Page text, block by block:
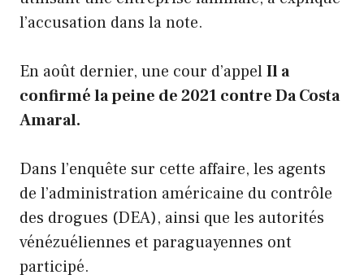
l’accusation dans la note.
En août dernier, une cour d’appelIl a
confirmé la peine de 2021 contre Da Costa
Amaral.
Dans l’enquête sur cette affaire, les agents
de l’administration américaine du contrôle
des drogues (DEA), ainsi que les autorités
vénézuéliennes et paraguayennes ont
participé.